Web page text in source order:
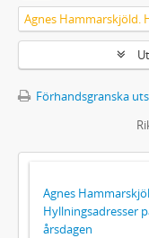
Förhandsgranska
Agnes
Hyllningsadresser
årsdagen